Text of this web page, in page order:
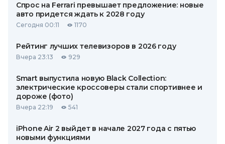
Спрос на Ferrari превышает предложение: новые
авто придется ждать к 2028 году
Сегодня 00:11 1170
Рейтинг лучших телевизоров в 2026 году
Вчера 23:13 929
Smart выпустила новую Black Collection:
электрические кроссоверы стали спортивнее и
дороже (фото)
Вчера 22:19 541
iPhone Air 2 выйдет в начале 2027 года с пятью
новыми функциями